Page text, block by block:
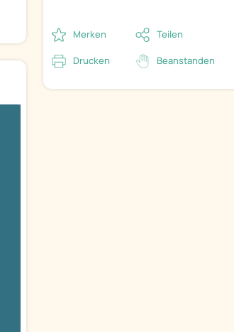
Merken Teilen
Drucken Beanstanden